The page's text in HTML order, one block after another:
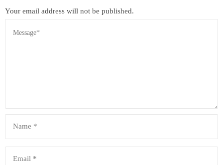
Your email address will not be published.